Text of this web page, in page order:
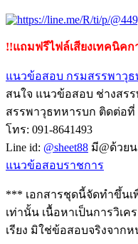
!!แถมฟรีไฟล์เสียงเทคนิค
แนวข้อสอบ กรมสรรพาวุ
สนใจ แนวข้อสอบ ช่างสร
สรรพาวุธทหารบก ติดต่อที่
โทร: 091-8641493
Line id: @sheet88 มี@ด้วย
แนวข้อสอบราชการ
*** เอกสารชุดนี้จัดทำขึ้นเ
เท่านั้น เนื้อหาเป็นการวิเค
เรียง มิใช่ข้อสอบจริงจาก